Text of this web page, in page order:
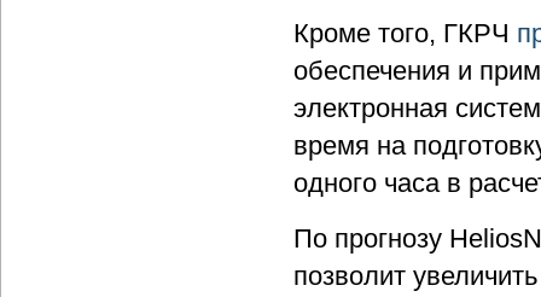
Кроме того, ГКРЧ
обеспечения и
электронная
время на
одного часа в
По прогнозу
позволит